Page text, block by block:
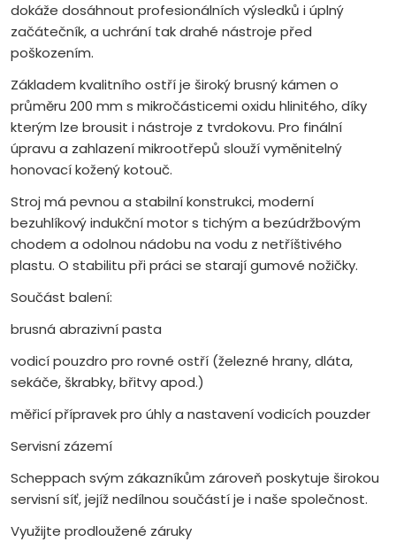
dokáže dosáhnout profesionálních výsledků i úplný
začátečník, a uchrání tak drahé nástroje před
poškozením.
Základem kvalitního ostří je široký brusný kámen o
průměru 200 mm s mikročásticemi oxidu hlinitého, díky
kterým lze brousit i nástroje z tvrdokovu. Pro finální
úpravu a zahlazení mikrootřepů slouží vyměnitelný
honovací kožený kotouč.
Stroj má pevnou a stabilní konstrukci, moderní
bezuhlíkový indukční motor s tichým a bezúdržbovým
chodem a odolnou nádobu na vodu z netříštivého
plastu. O stabilitu při práci se starají gumové nožičky.
Součást balení:
brusná abrazivní pasta
vodicí pouzdro pro rovné ostří (železné hrany, dláta,
sekáče, škrabky, břitvy apod.)
měřicí přípravek pro úhly a nastavení vodicích pouzder
Servisní zázemí
Scheppach svým zákazníkům zároveň poskytuje širokou
servisní síť, jejíž nedílnou součástí je i naše společnost.
Využijte prodloužené záruky